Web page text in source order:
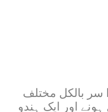
سر بالکل مختلف
اور ایک ہندو